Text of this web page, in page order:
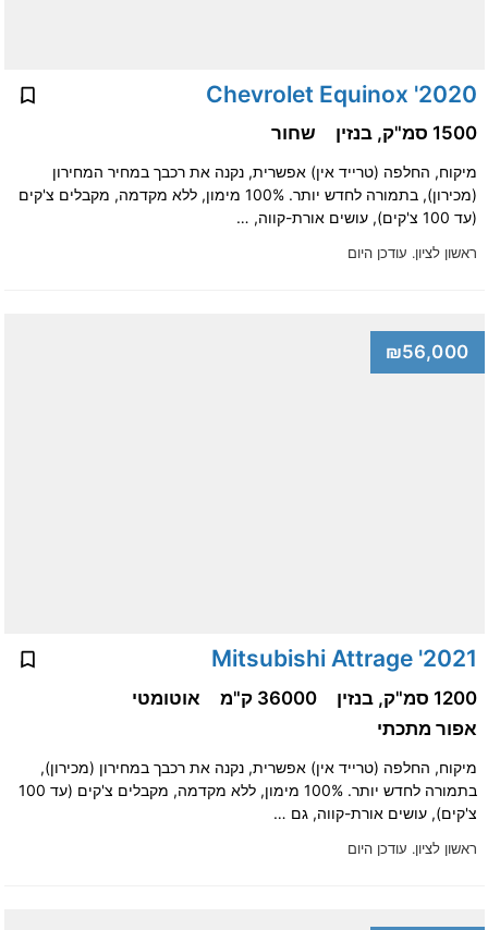
2020' Chevrolet Equinox
ראשון לציון. עודכן היום
1500 סמ"ק, בנזין שחור
מיקוח, החלפה (טרייד אין) אפשרית, נקנה את רכבך במחיר המחירון
(מכירון), בתמורה לחדש יותר. 100% מימון, ללא מקדמה, מקבלים צ'קים
(עד 100 צ'קים), עושים אורת-קווה, …
₪56,000
2021' Mitsubishi Attrage
ראשון לציון. עודכן היום
1200 סמ"ק, בנזין 36000 ק"מ
אוטומטי
אפור מתכתי
מיקוח, החלפה (טרייד אין) אפשרית, נקנה את רכבך במחירון (מכירון),
בתמורה לחדש יותר. 100% מימון, ללא מקדמה, מקבלים צ'קים (עד 100
צ'קים), עושים אורת-קווה, גם …